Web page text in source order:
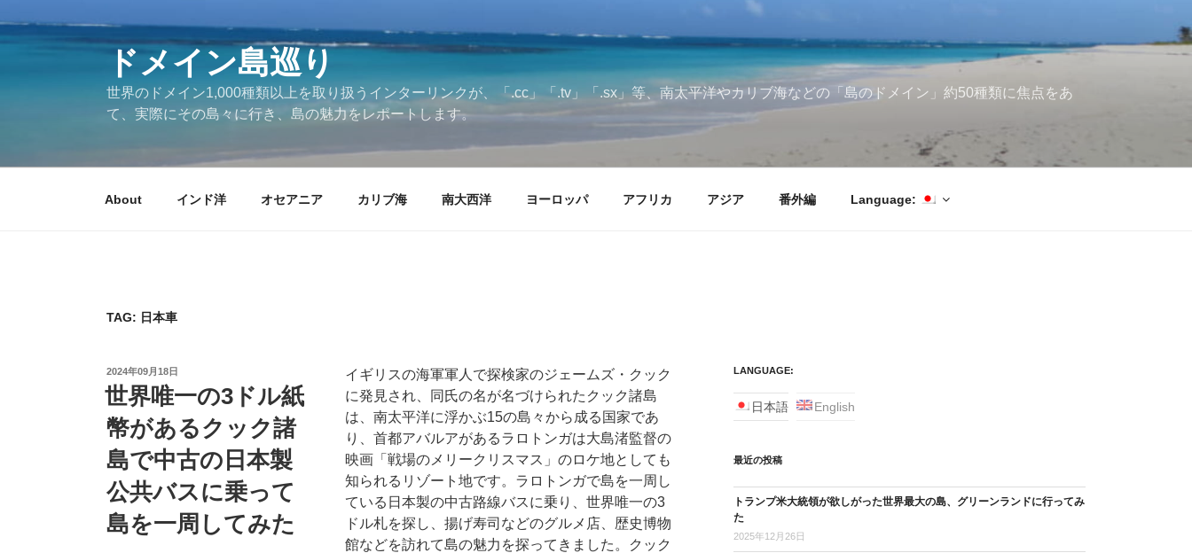
ドメイン島巡り
世界のドメイン1,000種類以上を取り扱うインターリンクが、「.cc」「.tv」「.sx」等、南太平洋やカリブ海などの「島のドメイン」約50種類に焦点をあ
て、実際にその島々に行き、島の魅力をレポートします。
About インド洋 オセアニア カリブ海 南大西洋 ヨーロッパ アフリカ アジア 番外編 Language:
TAG: 日本車
POSTED
ON
2024年09月18日
世界唯一の3ドル紙
幣があるクック諸
島で中古の日本製
公共バスに乗って
島を一周してみた
イギリスの海軍軍人で探検家のジェームズ・クック
に発見され、同氏の名が名づけられたクック諸島
は、南太平洋に浮かぶ15の島々から成る国家であ
り、首都アバルアがあるラロトンガは大島渚監督の
映画「戦場のメリークリスマス」のロケ地としても
知られるリゾート地です。ラロトンガで島を一周し
ている日本製の中古路線バスに乗り、世界唯一の3
ドル札を探し、揚げ寿司などのグルメ店、歴史博物
館などを訪れて島の魅力を探ってきました。クック
LANGUAGE:
日本語 English
最近の投稿
トランプ米大統領が欲しがった世界最大の島、グリーンランドに行ってみ
た
2025年12月26日